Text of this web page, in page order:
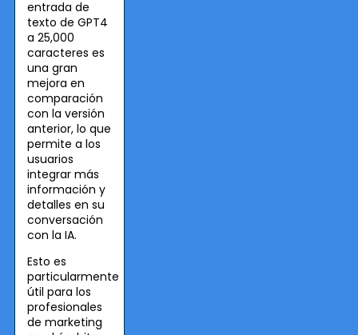
entrada de
texto de GPT4
a 25,000
caracteres es
una gran
mejora en
comparación
con la versión
anterior, lo que
permite a los
usuarios
integrar más
información y
detalles en su
conversación
con la IA.
Esto es
particularmente
útil para los
profesionales
de marketing